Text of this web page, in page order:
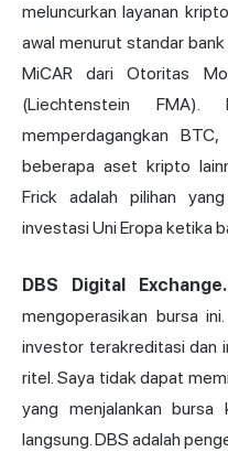
meluncurkan layanan
awal menurut standar
MiCAR dari Otoritas
(Liechtenstein
memperdagangkan
beberapa aset kripto
Frick adalah pilihan
investasi Uni Eropa ketika
DBS Digital Exchange.
mengoperasikan bursa
investor terakreditasi dan
ritel. Saya tidak dapat
yang menjalankan
langsung. DBS adalah